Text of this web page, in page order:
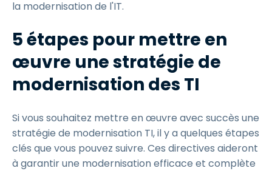
la modernisation de l'IT.
5 étapes pour mettre en
œuvre une stratégie de
modernisation des TI
Si vous souhaitez mettre en œuvre avec succès une
stratégie de modernisation TI, il y a quelques étapes
clés que vous pouvez suivre. Ces directives aideront
à garantir une modernisation efficace et complète